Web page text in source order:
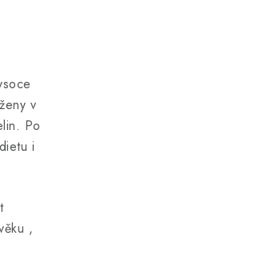
v
Po
i
,